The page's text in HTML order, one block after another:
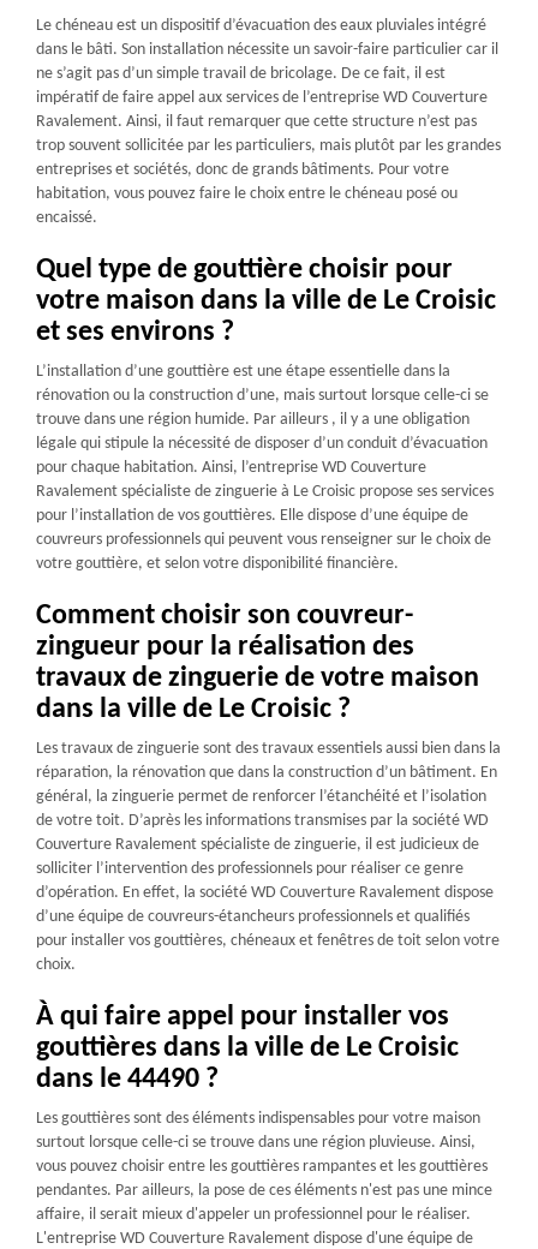
Le chéneau est un dispositif d’évacuation des eaux pluviales intégré
dans le bâti. Son installation nécessite un savoir-faire particulier car il
ne s’agit pas d’un simple travail de bricolage. De ce fait, il est
impératif de faire appel aux services de l’entreprise WD Couverture
Ravalement. Ainsi, il faut remarquer que cette structure n’est pas
trop souvent sollicitée par les particuliers, mais plutôt par les grandes
entreprises et sociétés, donc de grands bâtiments. Pour votre
habitation, vous pouvez faire le choix entre le chéneau posé ou
encaissé.
Quel type de gouttière choisir pour
votre maison dans la ville de Le Croisic
et ses environs ?
L’installation d’une gouttière est une étape essentielle dans la
rénovation ou la construction d’une, mais surtout lorsque celle-ci se
trouve dans une région humide. Par ailleurs , il y a une obligation
légale qui stipule la nécessité de disposer d’un conduit d’évacuation
pour chaque habitation. Ainsi, l’entreprise WD Couverture
Ravalement spécialiste de zinguerie à Le Croisic propose ses services
pour l’installation de vos gouttières. Elle dispose d’une équipe de
couvreurs professionnels qui peuvent vous renseigner sur le choix de
votre gouttière, et selon votre disponibilité financière.
Comment choisir son couvreur-
zingueur pour la réalisation des
travaux de zinguerie de votre maison
dans la ville de Le Croisic ?
Les travaux de zinguerie sont des travaux essentiels aussi bien dans la
réparation, la rénovation que dans la construction d’un bâtiment. En
général, la zinguerie permet de renforcer l’étanchéité et l’isolation
de votre toit. D’après les informations transmises par la société WD
Couverture Ravalement spécialiste de zinguerie, il est judicieux de
solliciter l’intervention des professionnels pour réaliser ce genre
d’opération. En effet, la société WD Couverture Ravalement dispose
d’une équipe de couvreurs-étancheurs professionnels et qualifiés
pour installer vos gouttières, chéneaux et fenêtres de toit selon votre
choix.
À qui faire appel pour installer vos
gouttières dans la ville de Le Croisic
dans le 44490 ?
Les gouttières sont des éléments indispensables pour votre maison
surtout lorsque celle-ci se trouve dans une région pluvieuse. Ainsi,
vous pouvez choisir entre les gouttières rampantes et les gouttières
pendantes. Par ailleurs, la pose de ces éléments n'est pas une mince
affaire, il serait mieux d'appeler un professionnel pour le réaliser.
L'entreprise WD Couverture Ravalement dispose d'une équipe de